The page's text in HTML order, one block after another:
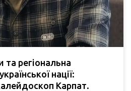
та регіональна
нації:
Карпат.